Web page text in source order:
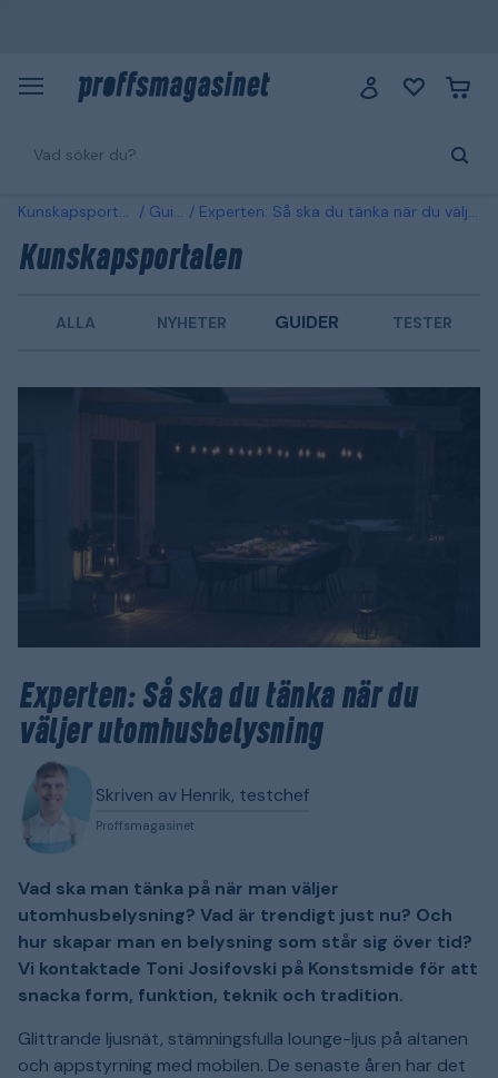
Kunskapsportalen Guider Experten: Så ska du tänka när du väljer utomhusbelysning
Kunskapsportalen
ALLA NYHETER GUIDER TESTER
Experten: Så ska du tänka när du
väljer utomhusbelysning
Skriven av Henrik, testchef
Proffsmagasinet
Vad ska man tänka på när man väljer
utomhusbelysning? Vad är trendigt just nu? Och
hur skapar man en belysning som står sig över tid?
Vi kontaktade Toni Josifovski på Konstsmide för att
snacka form, funktion, teknik och tradition.
Glittrande ljusnät, stämningsfulla lounge-ljus på altanen
och appstyrning med mobilen. De senaste åren har det